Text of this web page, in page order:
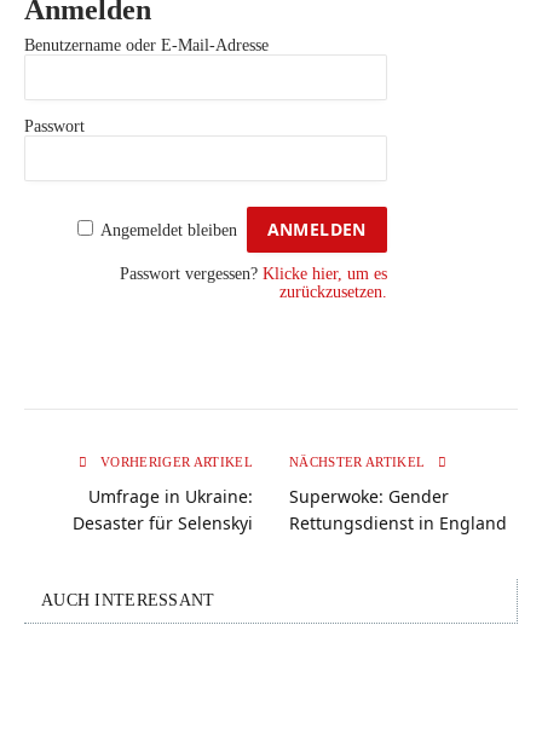
Anmelden
Benutzername oder E-Mail-Adresse
Passwort
Angemeldet bleiben
Passwort vergessen? Klicke hier, um es
zurückzusetzen.
VORHERIGER ARTIKEL
Umfrage in Ukraine:
Desaster für Selenskyi
NÄCHSTER ARTIKEL
Superwoke: Gender
Rettungsdienst in England
AUCH INTERESSANT